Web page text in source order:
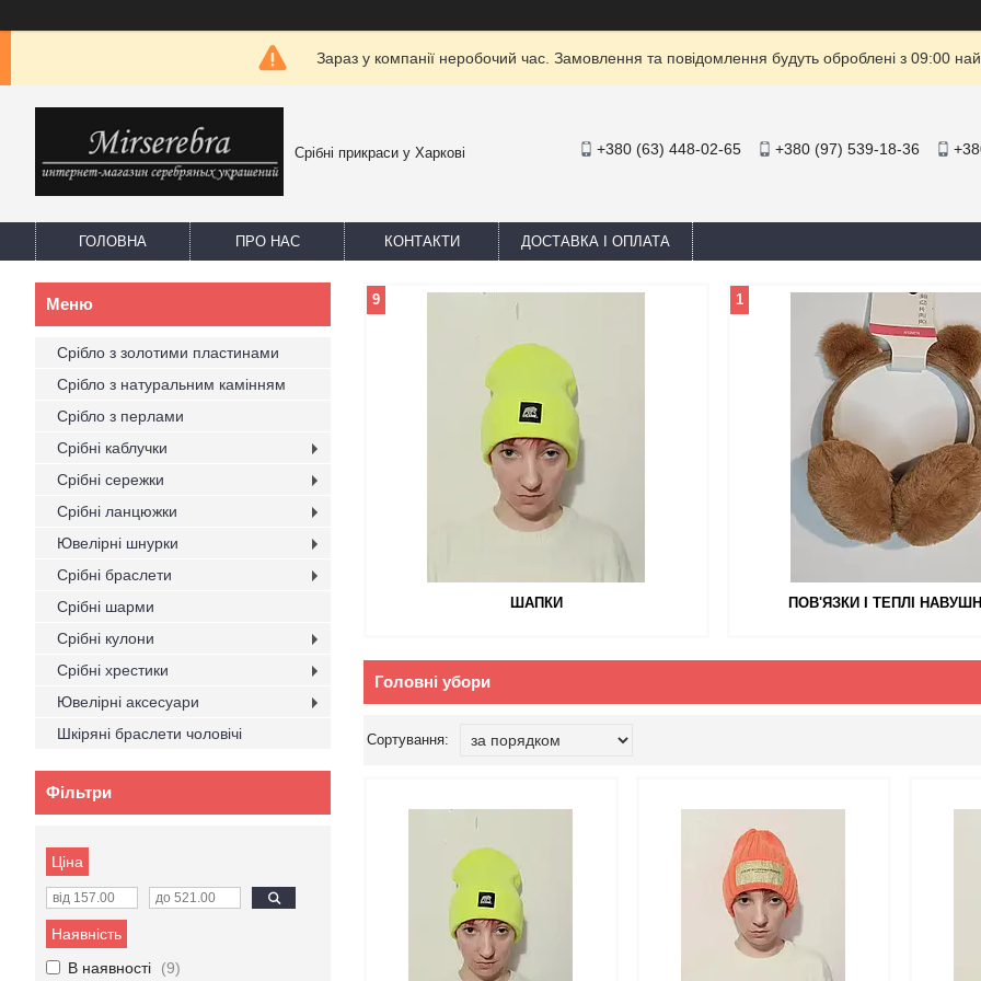
Зараз у компанії неробочий час. Замовлення та повідомлення будуть оброблені з 09:00
Срібні прикраси у Харкові +380 (63) 448-02-65 +380 (97) 539-18-36
ГОЛОВНА ПРО НАС КОНТАКТИ ДОСТАВКА І ОПЛАТА
ШАПКИ
9
ПОВ'ЯЗКИ І ТЕПЛІ
1
Головні убори
Срібло з золотими пластинами
Срібло з натуральним камінням
Срібло з перлами
Срібні каблучки
Срібні сережки
Срібні ланцюжки
Ювелірні шнурки
Срібні браслети
Срібні шарми
Срібні кулони
Срібні хрестики
Ювелірні аксесуари
Шкіряні браслети чоловічі
Фільтри
Ціна
Наявність
В наявності
9